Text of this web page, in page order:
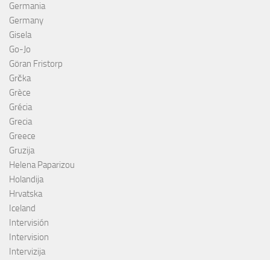
Germania
Germany
Gisela
Go-Jo
Göran Fristorp
Grčka
Grèce
Grécia
Grecia
Greece
Gruzija
Helena Paparizou
Holandija
Hrvatska
Iceland
Intervisión
Intervision
Intervizija